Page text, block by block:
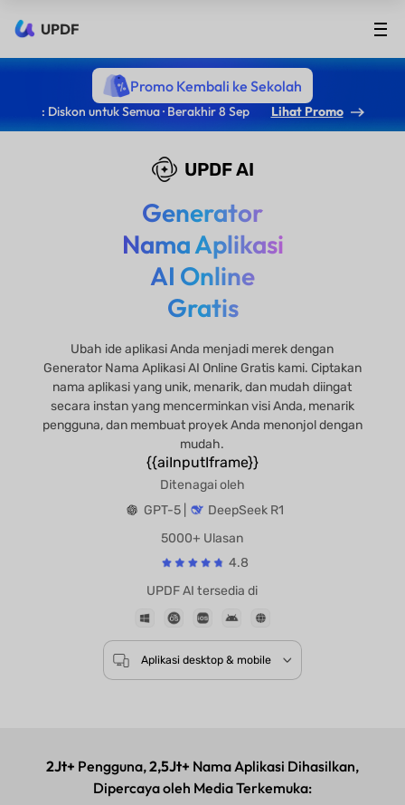
UPDF
Promo Kembali ke Sekolah
: Diskon untuk Semua · Berakhir 8 Sep Lihat Promo
UPDF AI
Generator
Nama Aplikasi
AI Online
Gratis
Ubah ide aplikasi Anda menjadi merek dengan
Generator Nama Aplikasi AI Online Gratis kami. Ciptakan
nama aplikasi yang unik, menarik, dan mudah diingat
secara instan yang mencerminkan visi Anda, menarik
pengguna, dan membuat proyek Anda menonjol dengan
mudah.
{{aiInputIframe}}
5000+ Ulasan
4.8
UPDF AI tersedia di
2Jt+ Pengguna,2,5Jt+ Nama Aplikasi Dihasilkan,
Dipercaya oleh Media Terkemuka: